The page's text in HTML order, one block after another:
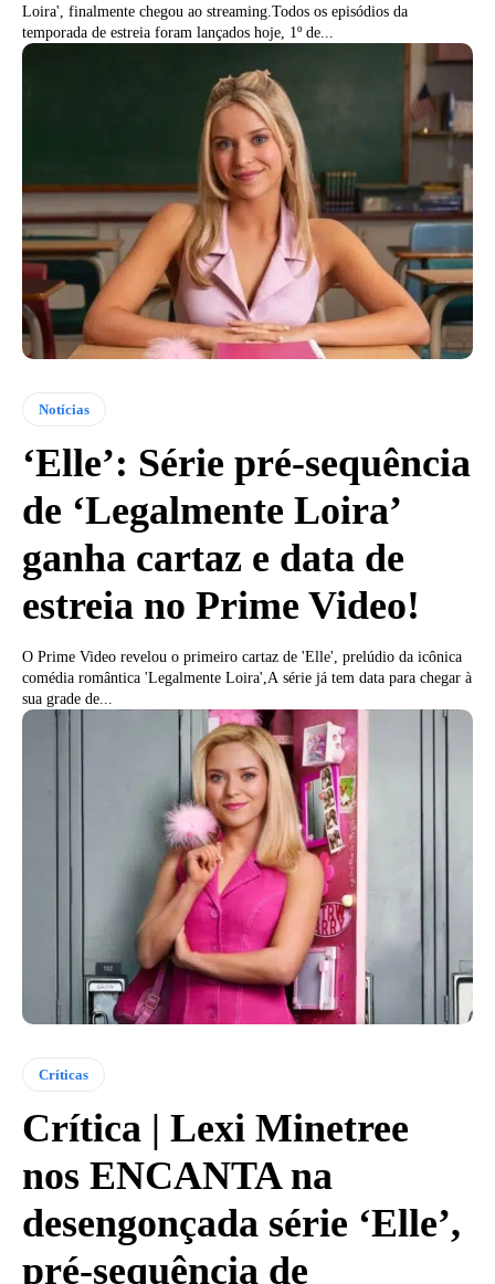
Loira', finalmente chegou ao streaming.Todos os episódios da
temporada de estreia foram lançados hoje, 1º de...
Notícias
‘Elle’: Série pré-sequência
de ‘Legalmente Loira’
ganha cartaz e data de
estreia no Prime Video!
O Prime Video revelou o primeiro cartaz de 'Elle', prelúdio da icônica
comédia romântica 'Legalmente Loira',A série já tem data para chegar à
sua grade de...
Críticas
Crítica | Lexi Minetree
nos ENCANTA na
desengonçada série ‘Elle’,
pré-sequência de